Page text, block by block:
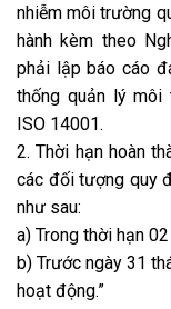
nhiễm môi trường
hành kèm theo
phải lập báo cáo
thống quản lý môi
ISO 14001.
2. Thời hạn hoàn
các đối tượng quy
như sau:
a) Trong thời hạn
b) Trước ngày 31
hoạt động.”